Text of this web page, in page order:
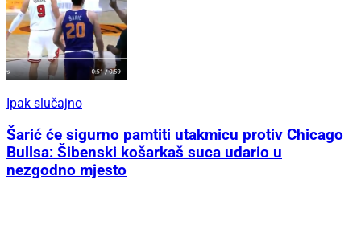
Ipak slučajno
Šarić će sigurno pamtiti utakmicu protiv Chicago
Bullsa: Šibenski košarkaš suca udario u
nezgodno mjesto